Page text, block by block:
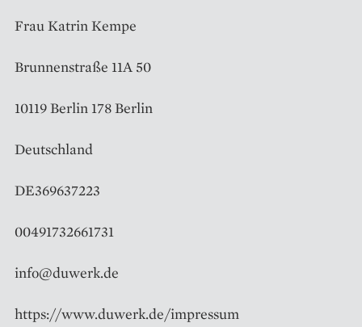
Frau Katrin Kempe
Brunnenstraße 11A 50
10119 Berlin 178 Berlin
Deutschland
DE369637223
00491732661731
info@duwerk.de
https://www.duwerk.de/impressum